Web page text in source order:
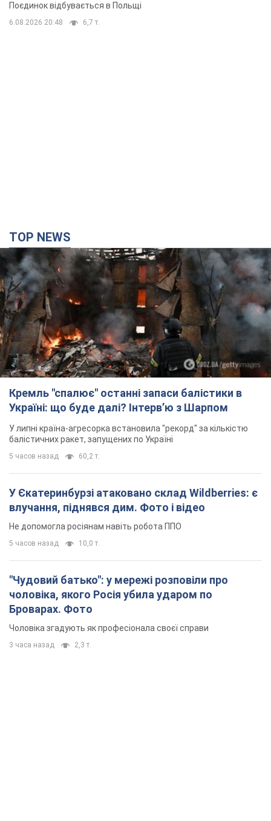
Поєдинок відбувається в Польщі
6.08.2026 20:48 6,7 т.
TOP NEWS
Кремль "спалює" останні запаси балістики в
Україні: що буде далі? Інтерв’ю з Шарпом
У липні країна-агресорка встановила "рекорд" за кількістю
балістичних ракет, запущених по Україні
5 часов назад 60,2 т.
У Єкатеринбурзі атаковано склад Wildberries: є
влучання, піднявся дим. Фото і відео
Не допомогла росіянам навіть робота ППО
5 часов назад 10,0 т.
"Чудовий батько": у мережі розповіли про
чоловіка, якого Росія убила ударом по
Броварах. Фото
Чоловіка згадують як професіонала своєї справи
3 часа назад 2,3 т.